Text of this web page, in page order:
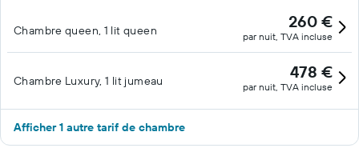
Chambre queen, 1 lit queen 260 €
par nuit, TVA incluse
Chambre Luxury, 1 lit jumeau 478 €
par nuit, TVA incluse
Afficher 1 autre tarif de chambre